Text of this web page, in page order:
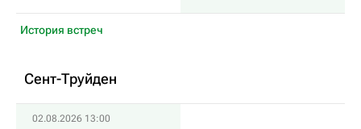
История встреч
Сент-Труйден
02.08.2026 13:00